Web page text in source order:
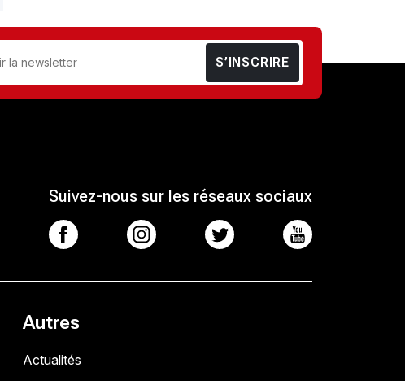
S’INSCRIRE
Suivez-nous sur les réseaux sociaux
Autres
Actualités